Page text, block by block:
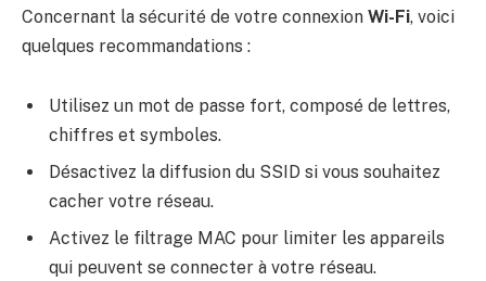
Concernant la sécurité de votre connexion Wi-Fi, voici
quelques recommandations :
Utilisez un mot de passe fort, composé de lettres,
chiffres et symboles.
Désactivez la diffusion du SSID si vous souhaitez
cacher votre réseau.
Activez le filtrage MAC pour limiter les appareils
qui peuvent se connecter à votre réseau.